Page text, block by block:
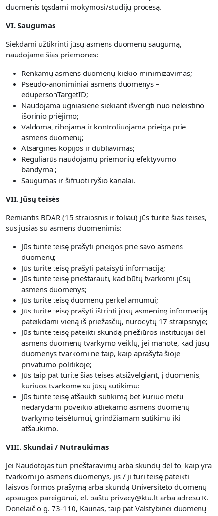
duomenis tęsdami mokymosi/studijų procesą.
VI. Saugumas
Siekdami užtikrinti jūsų asmens duomenų saugumą,
naudojame šias priemones:
Renkamų asmens duomenų kiekio minimizavimas;
Pseudo-anoniminiai asmens duomenys –
edupersonTargetID;
Naudojama ugniasienė siekiant išvengti nuo neleistino
išorinio priėjimo;
Valdoma, ribojama ir kontroliuojama prieiga prie
asmens duomenų;
Atsarginės kopijos ir dubliavimas;
Reguliarūs naudojamų priemonių efektyvumo
bandymai;
Saugumas ir šifruoti ryšio kanalai.
VII. Jūsų teisės
Remiantis BDAR (15 straipsnis ir toliau) jūs turite šias teisės,
susijusias su asmens duomenimis:
Jūs turite teisę prašyti prieigos prie savo asmens
duomenų;
Jūs turite teisę prašyti pataisyti informaciją;
Jūs turite teisę prieštarauti, kad būtų tvarkomi jūsų
asmens duomenys;
Jūs turite teisę duomenų perkeliamumui;
Jūs turite teisę prašyti ištrinti jūsų asmeninę informaciją
pateikdami vieną iš priežasčių, nurodytų 17 straipsnyje;
Jūs turite teisę pateikti skundą priežiūros institucijai dėl
asmens duomenų tvarkymo veiklų, jei manote, kad jūsų
duomenys tvarkomi ne taip, kaip aprašyta šioje
privatumo politikoje;
Jūs taip pat turite šias teises atsižvelgiant, į duomenis,
kuriuos tvarkome su jūsų sutikimu:
Jūs turite teisę atšaukti sutikimą bet kuriuo metu
nedarydami poveikio atliekamo asmens duomenų
tvarkymo teisėtumui, grindžiamam sutikimu iki
atšaukimo.
VIII. Skundai / Nutraukimas
Jei Naudotojas turi prieštaravimų arba skundų dėl to, kaip yra
tvarkomi jo asmens duomenys, jis / ji turi teisę pateikti
laisvos formos prašymą arba skundą Universiteto duomenų
apsaugos pareigūnui, el. paštu privacy@ktu.lt arba adresu K.
Donelaičio g. 73-110, Kaunas, taip pat Valstybinei duomenų